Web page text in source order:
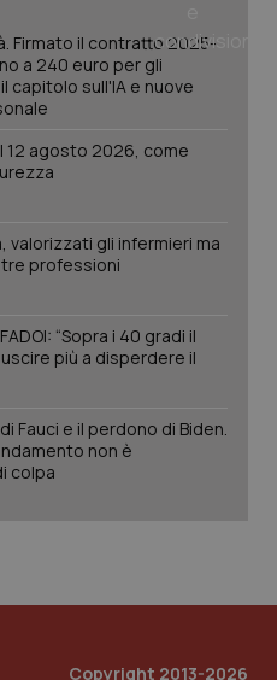
Firmato il contratto 2025-
a 240 euro per gli
capitolo sull'IA e nuove
12 agosto 2026, come
valorizzati gli infermieri ma
professioni
“Sopra i 40 gradi il
più a disperdere il
Fauci e il perdono di Biden.
non è
colpa
Copyright 2013-2026